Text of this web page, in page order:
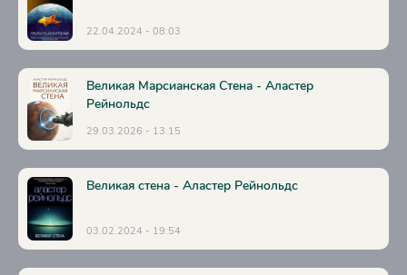
22.04.2024 - 08:03
Великая Марсианская Стена - Аластер
Рейнольдс
29.03.2026 - 13:15
Великая стена - Аластер Рейнольдс
03.02.2024 - 19:54